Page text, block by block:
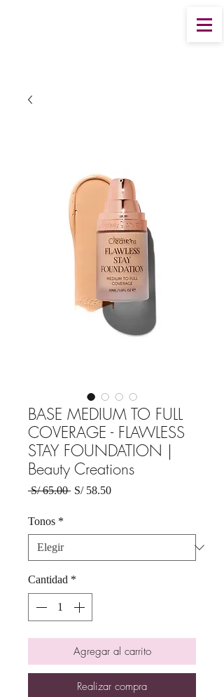
BASE MEDIUM TO FULL
COVERAGE - FLAWLESS
STAY FOUNDATION |
Beauty Creations
S/ 65.00 Precio
S/ 58.50Precio
Tonos *
Cantidad *
Agregar al carrito
Realizar compra